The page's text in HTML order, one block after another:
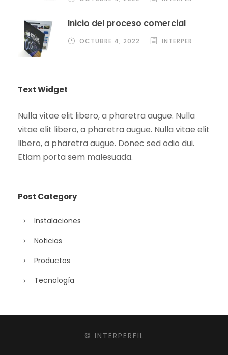
Inicio del proceso comercial
OCTUBRE 4, 2022 INTERPER
Text Widget
Nulla vitae elit libero, a pharetra augue. Nulla
vitae elit libero, a pharetra augue. Nulla vitae elit
libero, a pharetra augue. Donec sed odio dui.
Etiam porta sem malesuada.
Post Category
Instalaciones
Noticias
Productos
Tecnología
© INTERPERFIL